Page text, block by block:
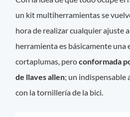
un kit multiherramientas se
hora de realizar cualquier ajuste
herramienta es básicamente una
cortaplumas, peroconformada
de llaves allen; un indispensable
con la tornillería de la bici.